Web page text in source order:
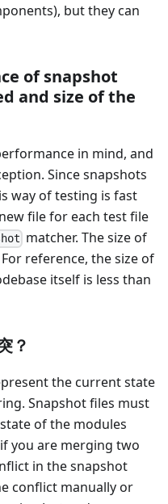
but they can
of snapshot
and size of the
in mind, and
Since snapshots
way of testing is fast
file for each test file
matcher. The size of
reference, the size of
itself is less than
？
the current state
Snapshot files must
of the modules
you are merging two
in the snapshot
conflict manually or